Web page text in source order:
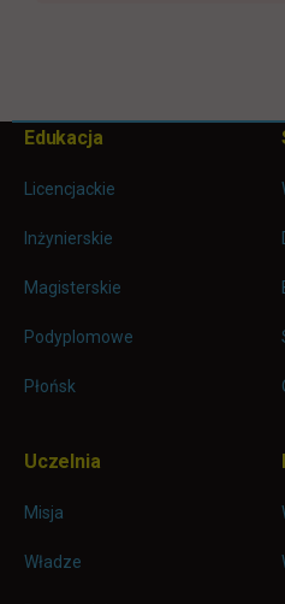
Pomiń
Informacje w stopce
Edukacja
Licencjackie
Inżynierskie
Magisterskie
Podyplomowe
Płońsk
Uczelnia
Misja
Władze